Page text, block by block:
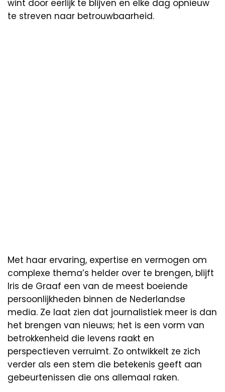
wint door eerlijk te blijven en elke dag opnieuw
te streven naar betrouwbaarheid.
Met haar ervaring, expertise en vermogen om
complexe thema’s helder over te brengen, blijft
Iris de Graaf een van de meest boeiende
persoonlijkheden binnen de Nederlandse
media. Ze laat zien dat journalistiek meer is dan
het brengen van nieuws; het is een vorm van
betrokkenheid die levens raakt en
perspectieven verruimt. Zo ontwikkelt ze zich
verder als een stem die betekenis geeft aan
gebeurtenissen die ons allemaal raken.